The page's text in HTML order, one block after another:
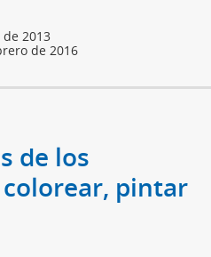
2013
de 2016
de los
pintar